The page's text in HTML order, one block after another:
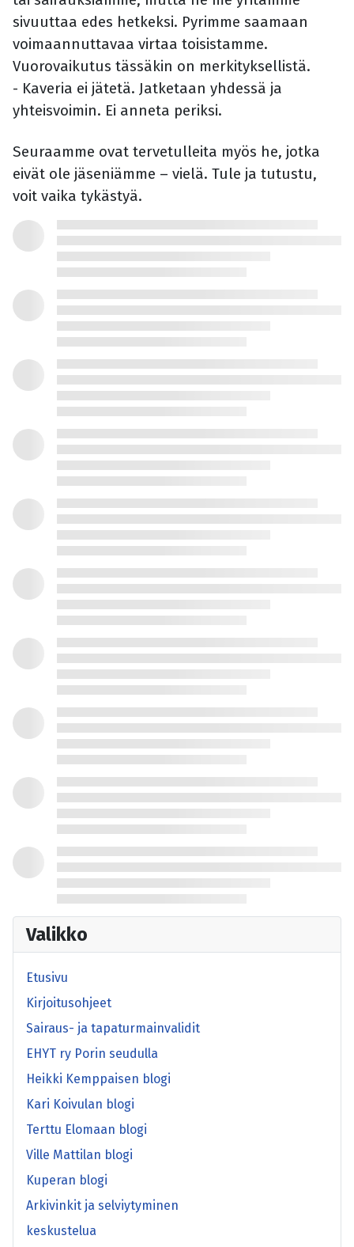
sivuuttaa edes hetkeksi. Pyrimme saamaan
voimaannuttavaa virtaa toisistamme.
Vuorovaikutus tässäkin on merkityksellistä.
- Kaveria ei jätetä. Jatketaan yhdessä ja
yhteisvoimin. Ei anneta periksi.
Seuraamme ovat tervetulleita myös he, jotka
eivät ole jäseniämme – vielä. Tule ja tutustu,
voit vaika tykästyä.
Valikko
Etusivu
Kirjoitusohjeet
Sairaus- ja tapaturmainvalidit
EHYT ry Porin seudulla
Heikki Kemppaisen blogi
Kari Koivulan blogi
Terttu Elomaan blogi
Ville Mattilan blogi
Kuperan blogi
Arkivinkit ja selviytyminen
keskustelua